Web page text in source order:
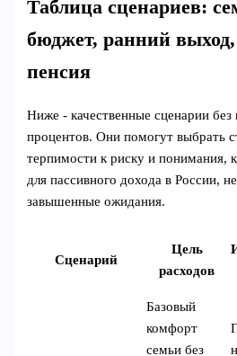
Таблица сценариев:
бюджет, ранний
пенсия
Ниже - качественные сценарии
процентов. Они помогут выбрать
терпимости к риску и понимания,
для пассивного дохода в России,
завышенные ожидания.
Сценарий
Цель
расходов
Базовый
комфорт
семьи без